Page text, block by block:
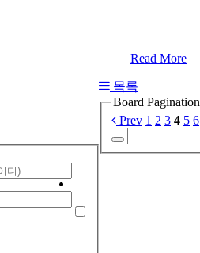
Read More
목록
Board Pagination
Prev 1 2 3 4 5 6